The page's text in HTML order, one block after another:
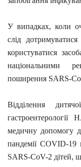
У випадках, коли
слід
користуватися
національними
поширення SARS-
Відділення
медичну допомогу
пандемії COVID-19
SARS-CoV-2 дітей,